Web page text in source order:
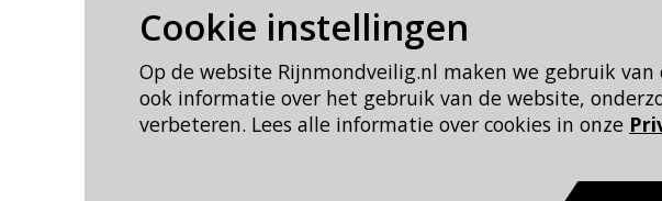
Cookie instellingen
Op de website Rijnmondveilig.nl maken we gebruik
ook informatie over het gebruik van de website,
verbeteren. Lees alle informatie over cookies in onze